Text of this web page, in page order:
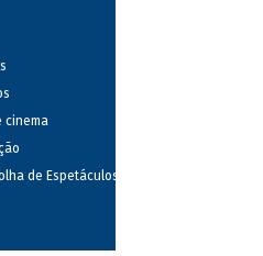
cinema
de Espetáculos